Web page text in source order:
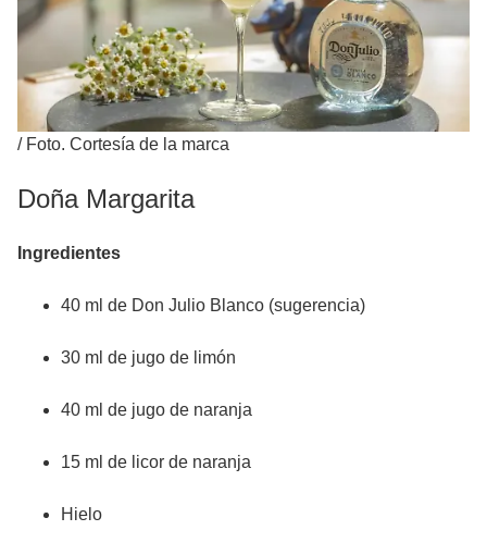
/ Foto. Cortesía de la marca
Doña Margarita
Ingredientes
40 ml de Don Julio Blanco (sugerencia)
30 ml de jugo de limón
40 ml de jugo de naranja
15 ml de licor de naranja
Hielo